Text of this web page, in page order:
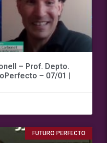
– Prof. Depto.
– 07/01 |
FUTURO PERFECTO